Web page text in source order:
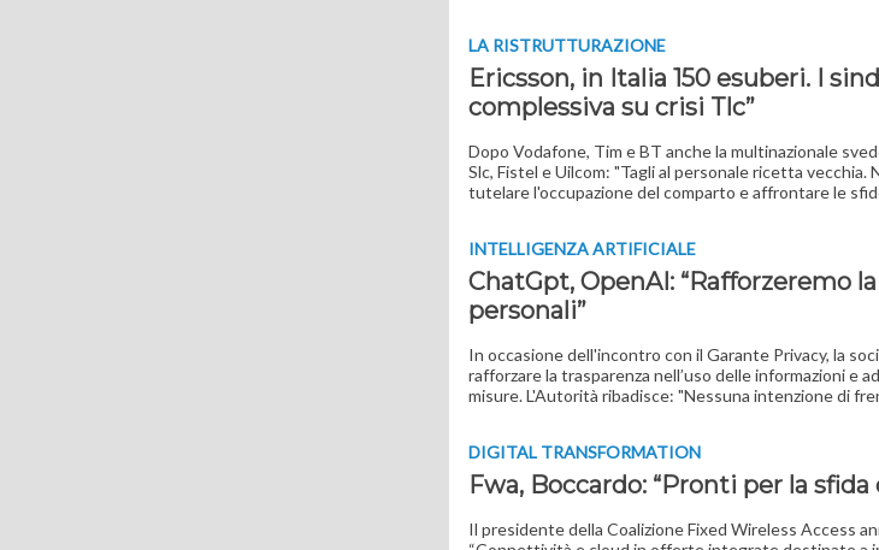
LA RISTRUTTURAZIONE
Ericsson, in Italia 150 esuberi. I
complessiva su crisi Tlc”
Dopo Vodafone, Tim e BT anche la multinazionale
Slc, Fistel e Uilcom: "Tagli al personale ricetta
tutelare l'occupazione del comparto e affrontare le
INTELLIGENZA ARTIFICIALE
ChatGpt, OpenAI: “Rafforzeremo
personali”
In occasione dell'incontro con il Garante Privacy, la
rafforzare la trasparenza nell’uso delle informazioni e
misure. L'Autorità ribadisce: "Nessuna intenzione di
DIGITAL TRANSFORMATION
Fwa, Boccardo: “Pronti per la
Il presidente della Coalizione Fixed Wireless Access